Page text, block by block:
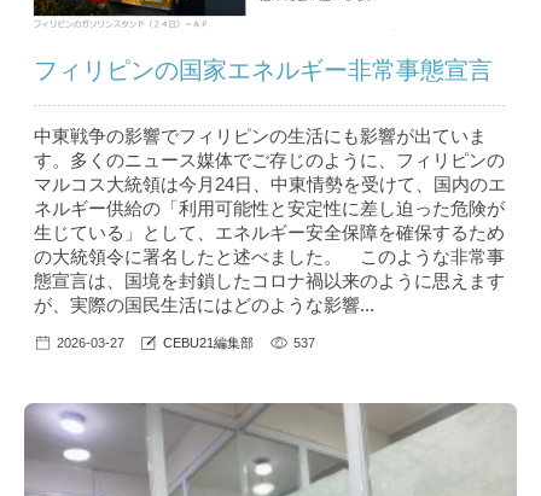
フィリピンの国家エネルギー非常事態宣言
中東戦争の影響でフィリピンの生活にも影響が出ていま
す。多くのニュース媒体でご存じのように、フィリピンの
マルコス大統領は今月24日、中東情勢を受けて、国内のエ
ネルギー供給の「利用可能性と安定性に差し迫った危険が
生じている」として、エネルギー安全保障を確保するため
の大統領令に署名したと述べました。 このような非常事
態宣言は、国境を封鎖したコロナ禍以来のように思えます
が、実際の国民生活にはどのような影響...
2026-03-27 CEBU21編集部 537